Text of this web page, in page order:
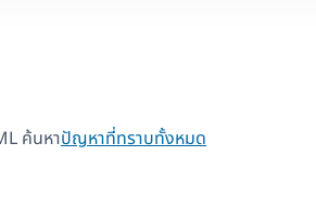
ค้นหาปัญหาที่ทราบทั้งหมด